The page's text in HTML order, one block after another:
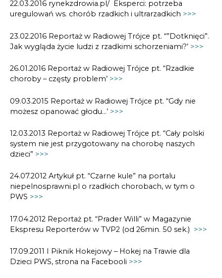
22.03.2016 rynekzdrowia.pl/ Eksperci: potrzeba
uregulowań ws. chorób rzadkich i ultrarzadkich >>>
23.02.2016 Reportaż w Radiowej Trójce pt. “”Dotknięci”.
Jak wygląda życie ludzi z rzadkimi schorzeniami?’ >>>
26.01.2016 Reportaż w Radiowej Trójce pt. “Rzadkie
choroby – częsty problem’ >>>
09.03.2015 Reportaż w Radiowej Trójce pt. “Gdy nie
możesz opanować głodu…’ >>>
12.03.2013 Reportaż w Radiowej Trójce pt. “Cały polski
system nie jest przygotowany na chorobę naszych
dzieci” >>>
24.07.2012 Artykuł pt. “Czarne kule” na portalu
niepelnosprawni.pl o rzadkich chorobach, w tym o
PWS >>>
17.04.2012 Reportaż pt. “Prader Willi” w Magazynie
Ekspresu Reporterów w TVP2 (od 26min. 50 sek.) >>>
17.09.2011 I Piknik Hokejowy – Hokej na Trawie dla
Dzieci PWS, strona na Facebooli >>>